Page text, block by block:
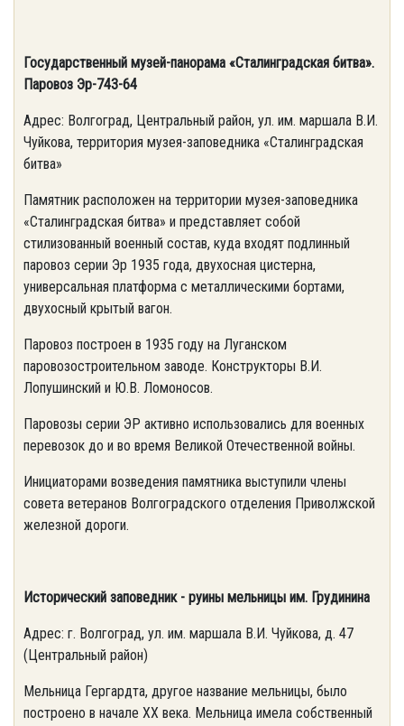
Государственный музей-панорама «Сталинградская битва».
Паровоз Эр-743-64
Адрес: Волгоград, Центральный район, ул. им. маршала В.И.
Чуйкова, территория музея-заповедника «Сталинградская
битва»
Памятник расположен на территории музея-заповедника
«Сталинградская битва» и представляет собой
стилизованный военный состав, куда входят подлинный
паровоз серии Эр 1935 года, двухосная цистерна,
универсальная платформа с металлическими бортами,
двухосный крытый вагон.
Паровоз построен в 1935 году на Луганском
паровозостроительном заводе. Конструкторы В.И.
Лопушинский и Ю.В. Ломоносов.
Паровозы серии ЭР активно использовались для военных
перевозок до и во время Великой Отечественной войны.
Инициаторами возведения памятника выступили члены
совета ветеранов Волгоградского отделения Приволжской
железной дороги.
Исторический заповедник - руины мельницы им. Грудинина
Адрес: г. Волгоград, ул. им. маршала В.И. Чуйкова, д. 47
(Центральный район)
Мельница Гергардта, другое название мельницы, было
построено в начале ХХ века. Мельница имела собственный